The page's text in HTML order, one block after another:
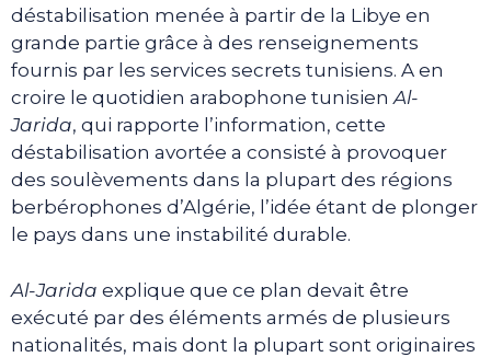
déstabilisation menée à partir de la Libye en
grande partie grâce à des renseignements
fournis par les services secrets tunisiens. A en
croire le quotidien arabophone tunisienAl-
Jarida, qui rapporte l’information, cette
déstabilisation avortée a consisté à provoquer
des soulèvements dans la plupart des régions
berbérophones d’Algérie, l’idée étant de plonger
le pays dans une instabilité durable.
Al-Jarida explique que ce plan devait être
exécuté par des éléments armés de plusieurs
nationalités, mais dont la plupart sont originaires